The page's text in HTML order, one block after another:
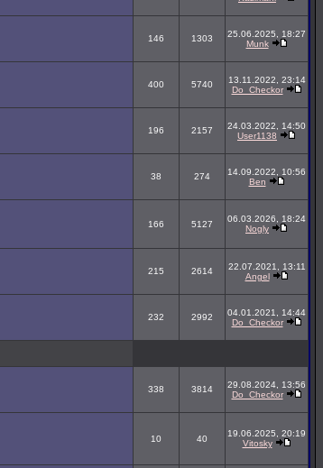
146 1303
25.06.2025, 18:27
Munk
400 5740
13.11.2022, 23:14
Do_Checkor
196 2157
24.03.2022, 14:50
User1138
38 274
14.09.2022, 10:56
Ben
166 5127
06.03.2026, 18:24
Nogly
215 2614
22.07.2021, 13:11
Angel
232 2992
04.01.2021, 14:44
Do_Checkor
338 3814
29.08.2024, 13:56
Do_Checkor
10 40
19.06.2025, 20:19
Vitosky